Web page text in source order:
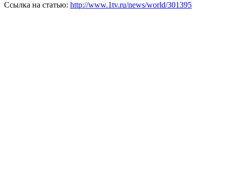
Ссылка на статью: http://www.1tv.ru/news/world/301395